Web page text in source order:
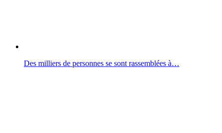
Des milliers de personnes se sont rassemblées à…